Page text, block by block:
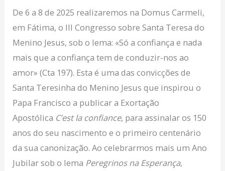
De 6 a 8 de 2025 realizaremos na Domus Carmeli,
em Fátima, o III Congresso sobre Santa Teresa do
Menino Jesus, sob o lema: «Só a confiança e nada
mais que a confiança tem de conduzir-nos ao
amor» (Cta 197). Esta é uma das convicções de
Santa Teresinha do Menino Jesus que inspirou o
Papa Francisco a publicar a Exortação
Apostólica C’est la confiance, para assinalar os 150
anos do seu nascimento e o primeiro centenário
da sua canonização. Ao celebrarmos mais um Ano
Jubilar sob o lema Peregrinos na Esperança,